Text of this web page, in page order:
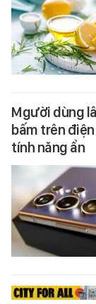
Mgười dùng
bấm trên
tính năng ẩn